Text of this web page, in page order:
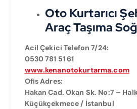
Oto Kurtarıcı
Araç Taşıma
Acil Çekici Telefon 7/24:
0530 781 51 61
www.kenanotokurtarma.com
Ofis Adres:
Hakan Cad. Okan Sk. No:7 –
Küçükçekmece / İstanbul